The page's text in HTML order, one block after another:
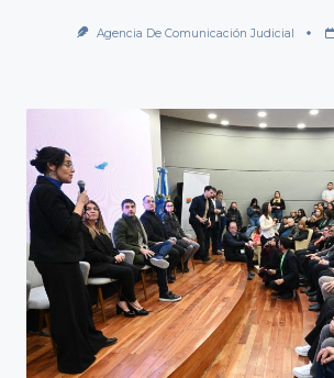
Agencia De Comunicación Judicial